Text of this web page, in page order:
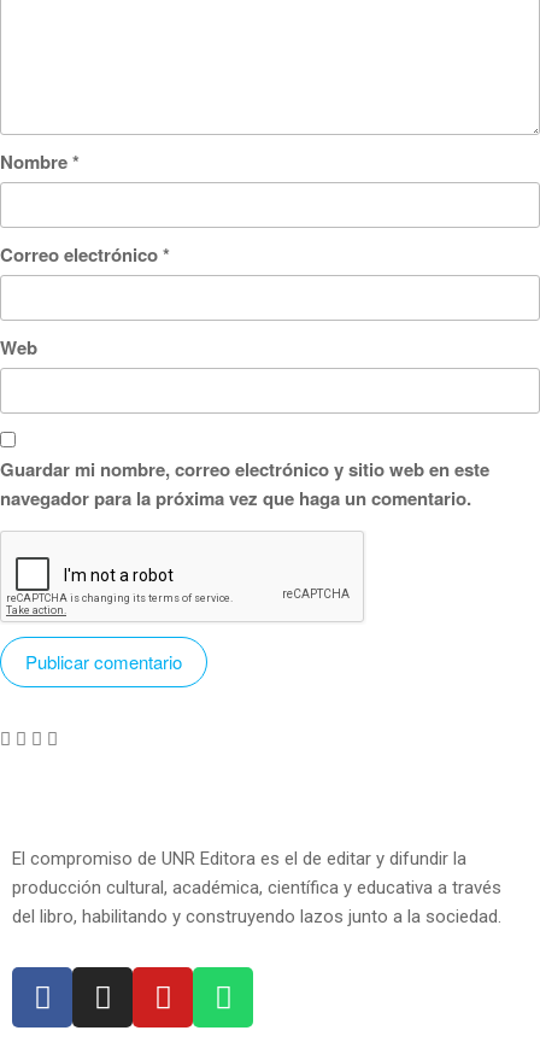
Nombre*
Correo electrónico*
Web
Guardar mi nombre, correo electrónico y sitio web en este
navegador para la próxima vez que haga un comentario.
El compromiso de UNR Editora es el de editar y difundir la
producción cultural, académica, científica y educativa a través
del libro, habilitando y construyendo lazos junto a la sociedad.